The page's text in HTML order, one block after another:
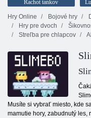
Rachot tankov
Hry Online
Bojové hry
Hry pre dvoch
Streľba pre chlapcov
Musíte si vybrať miesto, kde
mamutie hory, zabudnutý les,